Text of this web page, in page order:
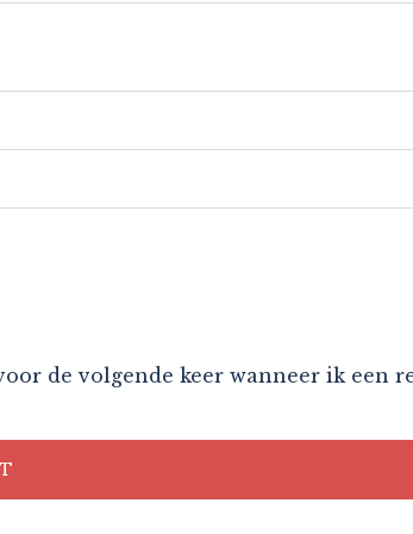
de volgende keer wanneer ik een